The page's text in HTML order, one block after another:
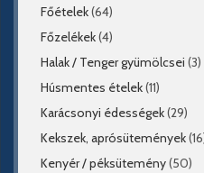
Főételek(64)
Főzelékek(4)
Halak / Tenger gyümölcsei (3)
Húsmentes ételek(11)
Karácsonyi édességek(29)
Kekszek, aprósütemények
Kenyér / péksütemény(50)